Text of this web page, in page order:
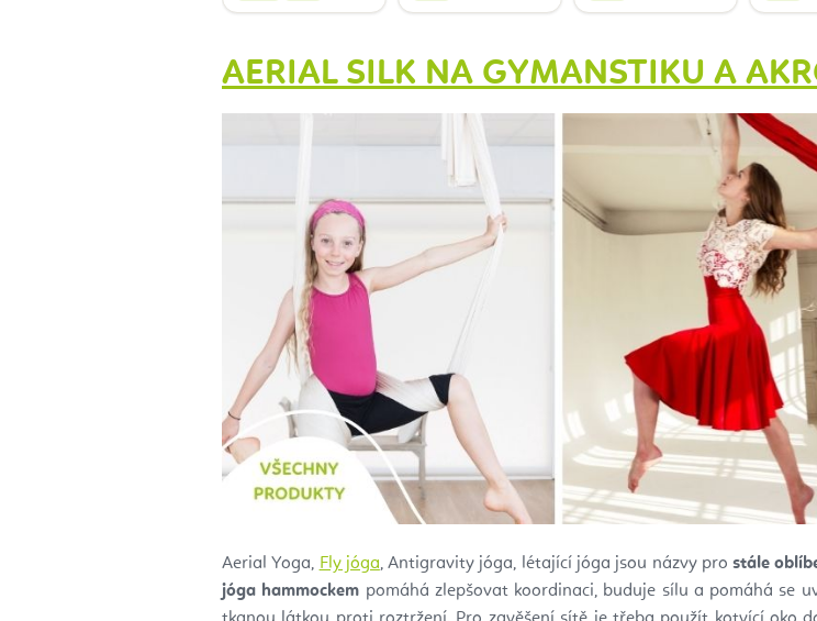
AERIAL SILK NA GYMANSTIKU A
Aerial Yoga, Fly jóga, Antigravity jóga, létající jóga jsou názvy pro stále
jóga hammockem pomáhá zlepšovat koordinaci, buduje sílu a pomáhá se